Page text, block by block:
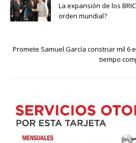
La expansión de los
orden mundial?
Promete Samuel García construir mil 6
tiempo